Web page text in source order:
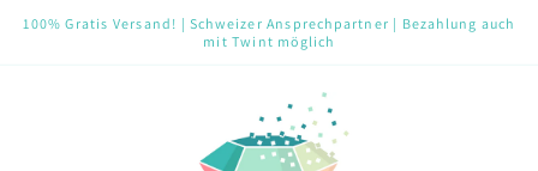
zum
100% Gratis Versand! | Schweizer Ansprechpartner | Bezahlung auch
mit Twint möglich